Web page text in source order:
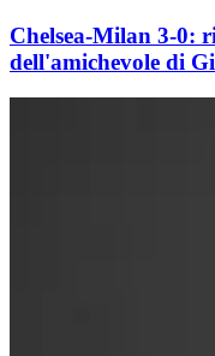
Chelsea-Milan 3-0:
dell'amichevole di